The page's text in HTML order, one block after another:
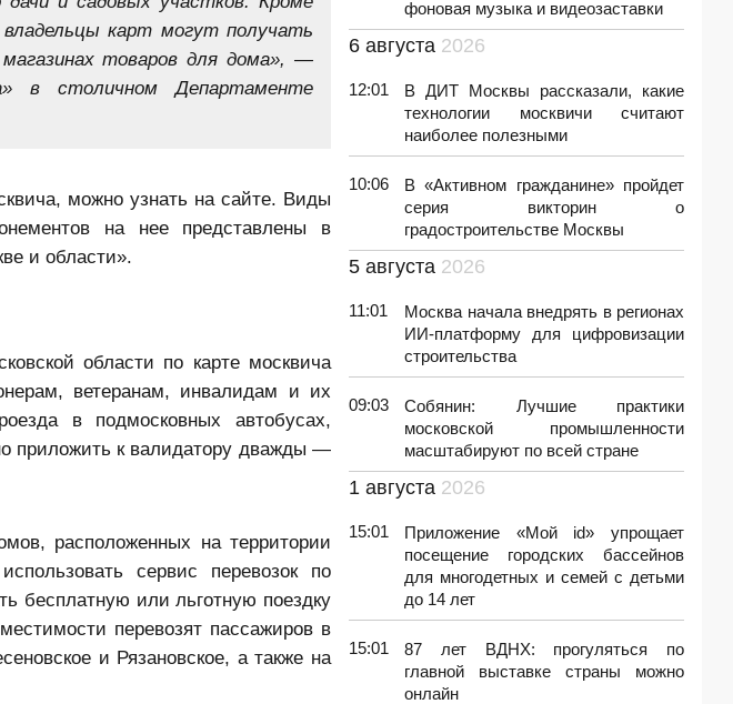
карт могут получать
товаров для дома», —
в столичном Департаменте
можно узнать на сайте. Виды
на нее представлены в
и области».
области по карте москвича
ветеранам, инвалидам и их
в подмосковных автобусах,
приложить к валидатору дважды —
расположенных на территории
сервис перевозок по
бесплатную или льготную поездку
перевозят пассажиров в
и Рязановское, а также на
фоновая музыка и видеозаставки
6 августа 2026
12:01
В ДИТ Москвы рассказали, какие
технологии москвичи считают
наиболее полезными
10:06
В «Активном гражданине» пройдет
серия викторин о
градостроительстве Москвы
5 августа 2026
11:01
Москва начала внедрять в регионах
ИИ-платформу для цифровизации
строительства
09:03
Собянин: Лучшие практики
московской промышленности
масштабируют по всей стране
1 августа 2026
15:01
Приложение «Мой id» упрощает
посещение городских бассейнов
для многодетных и семей с детьми
до 14 лет
15:01
87 лет ВДНХ: прогуляться по
главной выставке страны можно
онлайн